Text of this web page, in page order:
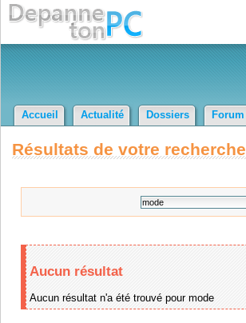
Accueil Actualité Dossiers Forum
Résultats de votre recherche
Aucun résultat
Aucun résultat n'a été trouvé pour mode